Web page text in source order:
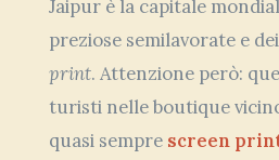
Jaipur è la capitale
preziose semilavorate e
print. Attenzione però:
turisti nelle boutique
quasi sempre screen